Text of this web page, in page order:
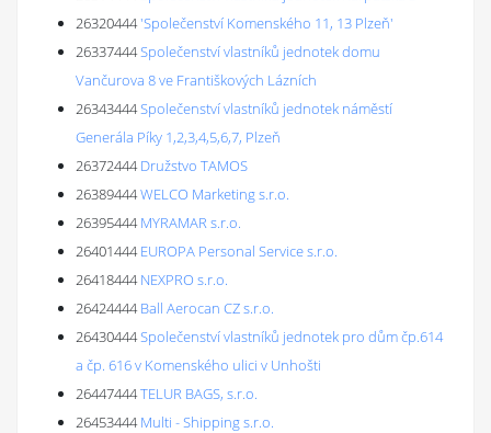
26320444'Společenství Komenského 11, 13 Plzeň'
26337444Společenství vlastníků jednotek domu
Vančurova 8 ve Františkových Lázních
26343444Společenství vlastníků jednotek náměstí
Generála Píky 1,2,3,4,5,6,7, Plzeň
26372444 Družstvo TAMOS
26389444WELCO Marketing s.r.o.
26395444 MYRAMAR s.r.o.
26401444 EUROPA Personal Service s.r.o.
26418444 NEXPRO s.r.o.
26424444 Ball Aerocan CZ s.r.o.
26430444Společenství vlastníků jednotek pro dům čp.614
a čp. 616 v Komenského ulici v Unhošti
26447444TELUR BAGS, s.r.o.
26453444 Multi - Shipping s.r.o.